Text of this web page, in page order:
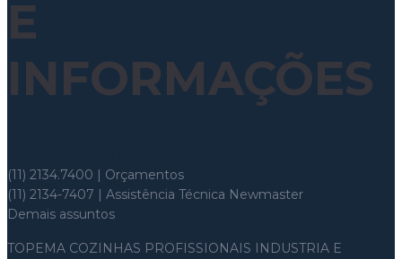
E
INFORMAÇÕES
(11) 2134.7400 | Orçamentos
(11) 2134-7407 | Assistência Técnica Newmaster
Demais assuntos
TOPEMA COZINHAS PROFISSIONAIS INDUSTRIA E